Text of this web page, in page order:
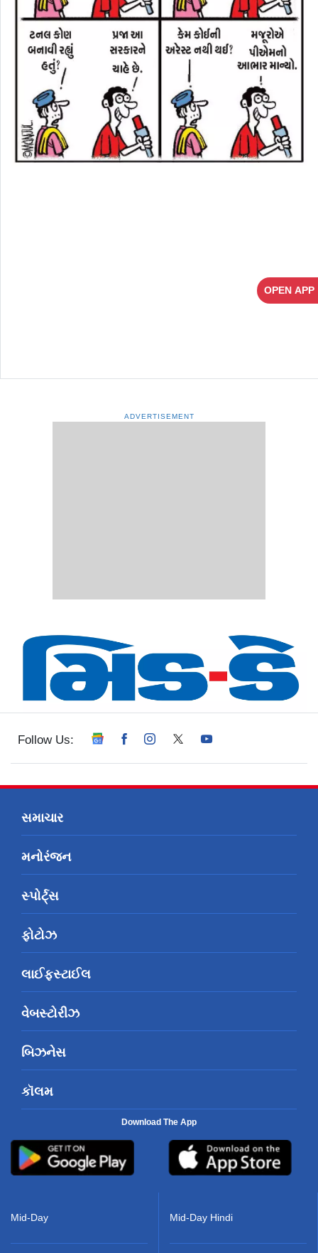
OPEN APP
ADVERTISEMENT
Follow Us:
સમાચાર
મનોરંજન
સ્પોર્ટ્સ
ફોટોઝ
લાઈફસ્ટાઈલ
વેબસ્ટોરીઝ
બિઝનેસ
કૉલમ
Download The App
Mid-Day Mid-Day Hindi